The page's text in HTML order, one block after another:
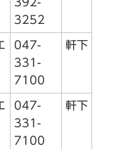
392-
3252
047-
331-
7100
軒下
047-
331-
7100
軒下